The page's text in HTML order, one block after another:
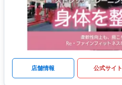
店舗情報 公式サイト